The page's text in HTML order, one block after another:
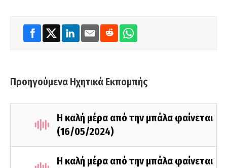
Προηγούμενα Ηχητικά Εκπομπής
Η καλή μέρα από την μπάλα φαίνεται
(16/05/2024)
Η καλή μέρα από την μπάλα φαίνεται